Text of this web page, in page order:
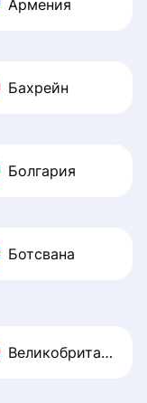
Армения
Бахрейн
Болгария
Ботсвана
Великобритания